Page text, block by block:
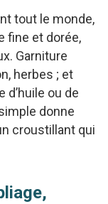
tout le monde,
fine et dorée,
Garniture
herbes ; et
d’huile ou de
donne
croustillant qui